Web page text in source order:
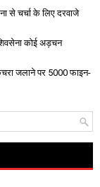
से चर्चा के लिए दरवाजे
कोई अड़चन
जलाने पर ₹5000 फाइन-